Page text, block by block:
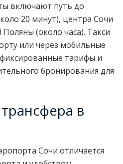
включают путь до
20 минут), центра Сочи
(около часа). Такси
или через мобильные
тарифы и
бронирования для
в
Сочи отличается